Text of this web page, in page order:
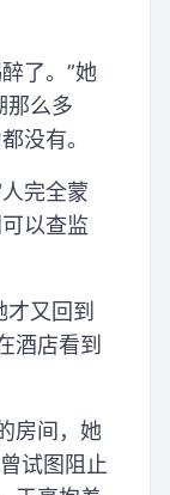
了。”她
那么多
没有。
完全蒙
以查监
又回到
酒店看到
房间，她
试图阻止